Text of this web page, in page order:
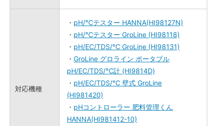
対応機種
・ pH/℃テスター HANNA(HI98127N)
・ pH/℃テスター GroLine (HI98118)
・ pH/EC/TDS/℃ GroLine (HI98131)
・ GroLine グロライン ポータブル
pH/EC/TDS/℃計 (HI9814D)
・ pH/EC/TDS/℃ 壁式 GroLine
(HI981420)
・ pHコントローラー 肥料管理くん
HANNA(HI981412-10)